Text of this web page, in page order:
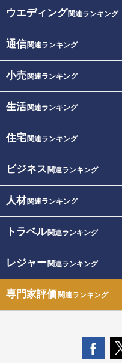
ウエディング関連ランキング
通信関連ランキング
小売関連ランキング
生活関連ランキング
住宅関連ランキング
ビジネス 関連ランキング
人材関連ランキング
トラベル関連ランキング
レジャー関連ランキング
専門家評価関連ランキング